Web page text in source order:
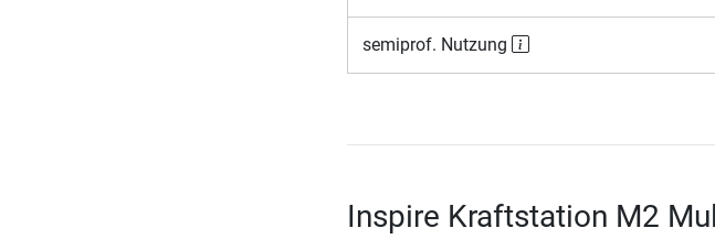
semiprof. Nutzung
Inspire Kraftstation M2